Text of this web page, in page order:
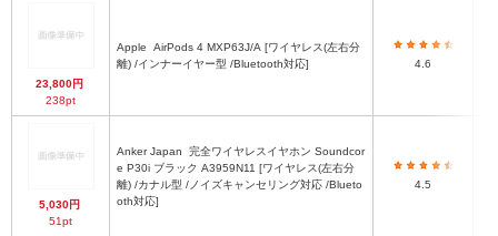
23,800円
238pt
Apple
離) /インナーイヤー型 /Bluetooth対応]
4.6
5,030円
51pt
Anker Japan
e P30i ブラック A3959N11 [ワイヤレス(左右分
離) /カナル型 /ノイズキャンセリング対応 /Blueto
oth対応]
4.5